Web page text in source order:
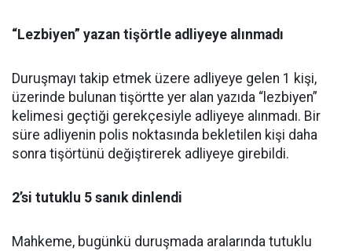
“Lezbiyen” yazan tişörtle adliyeye alınmadı
Duruşmayı takip etmek üzere adliyeye gelen 1 kişi,
üzerinde bulunan tişörtte yer alan yazıda “lezbiyen”
kelimesi geçtiği gerekçesiyle adliyeye alınmadı. Bir
süre adliyenin polis noktasında bekletilen kişi daha
sonra tişörtünü değiştirerek adliyeye girebildi.
2’si tutuklu 5 sanık dinlendi
Mahkeme, bugünkü duruşmada aralarında tutuklu